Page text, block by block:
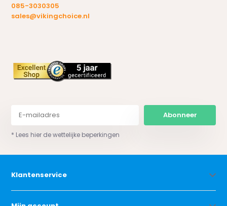
085-3030305
sales@vikingchoice.nl
Abonneer
* Lees hier de wettelijke beperkingen
Klantenservice